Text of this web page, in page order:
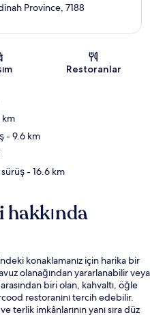
Province, 7188
Restoranlar
km
- 9.6 km
- 16.6 km
konaklamanız için harika bir
olanağından yararlanabilir veya
biri olan, kahvaltı, öğle
restoranını tercih edebilir.
imkânlarının yanı sıra düz